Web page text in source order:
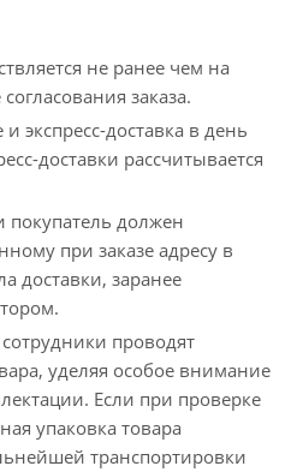
не ранее чем на
заказа.
экспресс-доставка в день
доставки рассчитывается
покупатель должен
при заказе адресу в
доставки, заранее
проводят
уделяя особое внимание
Если при проверке
упаковка товара
транспортировки